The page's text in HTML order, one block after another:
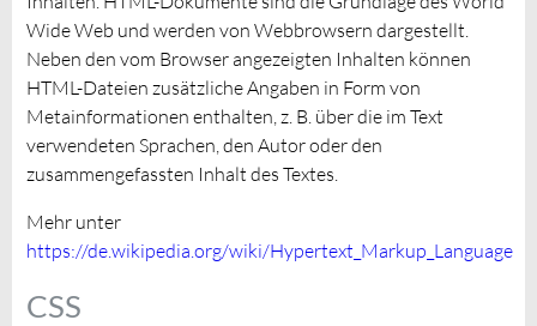
Wide Web und werden von Webbrowsern dargestellt.
Neben den vom Browser angezeigten Inhalten können
HTML-Dateien zusätzliche Angaben in Form von
Metainformationen enthalten, z. B. über die im Text
verwendeten Sprachen, den Autor oder den
zusammengefassten Inhalt des Textes.
Mehr unter
https://de.wikipedia.org/wiki/Hypertext_Markup_Language
CSS